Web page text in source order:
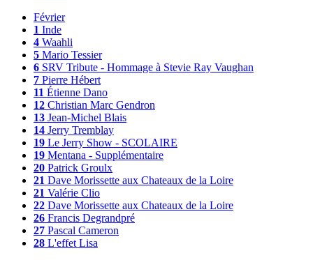
Février
1 Inde
4 Waahli
5 Mario Tessier
6 SRV Tribute - Hommage à Stevie Ray Vaughan
7 Pierre Hébert
11 Étienne Dano
12 Christian Marc Gendron
13 Jean-Michel Blais
14 Jerry Tremblay
19 Le Jerry Show - SCOLAIRE
19 Mentana - Supplémentaire
20 Patrick Groulx
21 Dave Morissette aux Chateaux de la Loire
21 Valérie Clio
22 Dave Morissette aux Chateaux de la Loire
26 Francis Degrandpré
27 Pascal Cameron
28 L'effet Lisa